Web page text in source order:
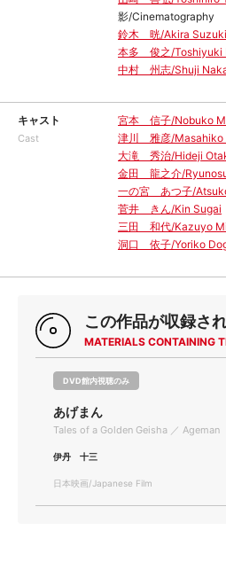
影/Cinematography
鈴木 晄/Akira Suzuki
本多 俊之/Toshiyuki
中村 州志/Shuji
キャスト
Cast
宮本 信子/Nobuko
津川 雅彦/Masahiko
大滝 秀治/Hideji
金田 龍之介/
一の宮 あつ子/
菅井 きん/Kin Sugai
三田 和代/Kazuyo
洞口 依子/Yoriko
この作品が収録さ
MATERIALS CONTAINING
DVD館内視聴のみ
あげまん
Tales of a Golden Geisha ／ Ageman
伊丹 十三
日本映画/Japanese Film